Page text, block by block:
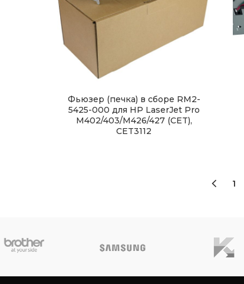
Фьюзер (печка) в сборе RM2-
5425-000 для HP LaserJet Pro
M402/403/M426/427 (CET),
CET3112
1